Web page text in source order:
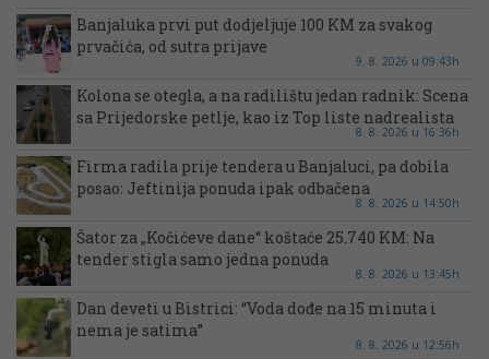
Banjaluka prvi put dodjeljuje 100 KM za svakog
prvačića, od sutra prijave
9. 8. 2026 u 09:43h
Kolona se otegla, a na radilištu jedan radnik: Scena
sa Prijedorske petlje, kao iz Top liste nadrealista
8. 8. 2026 u 16:36h
Firma radila prije tendera u Banjaluci, pa dobila
posao: Jeftinija ponuda ipak odbačena
8. 8. 2026 u 14:50h
Šator za „Kočićeve dane“ koštaće 25.740 KM: Na
tender stigla samo jedna ponuda
8. 8. 2026 u 13:45h
Dan deveti u Bistrici: “Voda dođe na 15 minuta i
nema je satima”
8. 8. 2026 u 12:56h